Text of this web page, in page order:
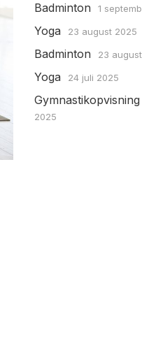
Badminton 1
Yoga 23 august 2025
Badminton 23
Yoga 24 juli 2025
2025